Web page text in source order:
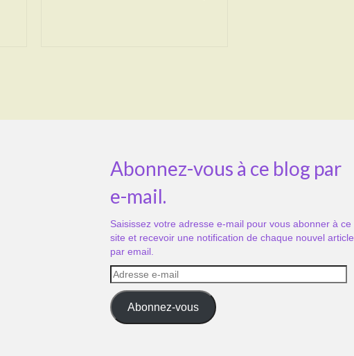
Abonnez-vous à ce blog par
e-mail.
Saisissez votre adresse e-mail pour vous abonner à ce
site et recevoir une notification de chaque nouvel article
par email.
Adresse
e-
mail
Abonnez-vous